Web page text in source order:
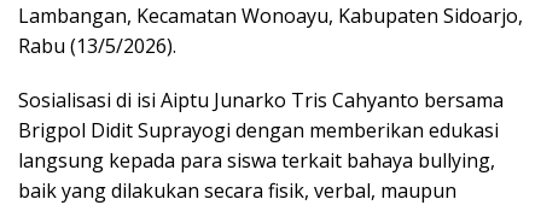
Lambangan, Kecamatan Wonoayu, Kabupaten Sidoarjo,
Rabu (13/5/2026).
Sosialisasi di isi Aiptu Junarko Tris Cahyanto bersama
Brigpol Didit Suprayogi dengan memberikan edukasi
langsung kepada para siswa terkait bahaya bullying,
baik yang dilakukan secara fisik, verbal, maupun